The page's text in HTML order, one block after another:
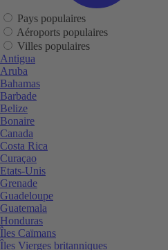
Pays populaires
Aéroports populaires
Villes populaires
Antigua
Aruba
Bahamas
Barbade
Belize
Bonaire
Canada
Costa Rica
Curaçao
Etats-Unis
Grenade
Guadeloupe
Guatemala
Honduras
Îles Caïmans
Îles Vierges britanniques